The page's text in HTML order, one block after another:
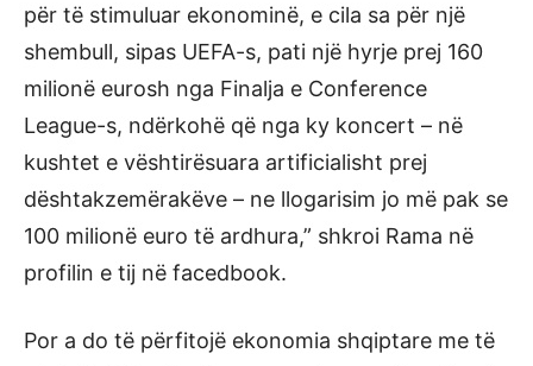
për të stimuluar ekonominë, e cila sa për një
shembull, sipas UEFA-s, pati një hyrje prej 160
milionë eurosh nga Finalja e Conference
League-s, ndërkohë që nga ky koncert – në
kushtet e vështirësuara artificialisht prej
dështakzemërakëve – ne llogarisim jo më pak se
100 milionë euro të ardhura,” shkroi Rama në
profilin e tij në facedbook.
Por a do të përfitojë ekonomia shqiptare me të